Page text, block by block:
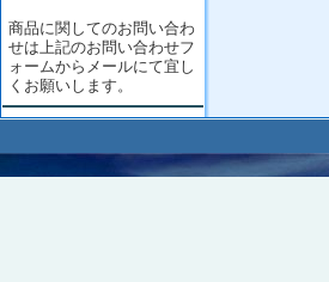
商品に関してのお問い合わ
せは上記のお問い合わせフ
ォームからメールにて宜し
くお願いします。